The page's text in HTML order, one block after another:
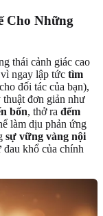
Cho Những
thái cảnh giác cao
ngay lập tức tìm
đối tác của bạn),
đơn giản như
bốn, thở ra đếm
làm dịu phản ứng
sự vững vàng nội
đau khổ của chính